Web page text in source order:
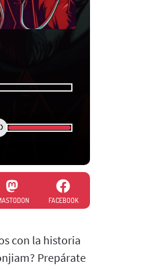
FACEBOOK
con la historia
Prepárate